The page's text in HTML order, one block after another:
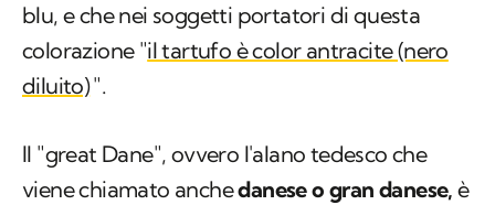
blu, e che nei soggetti portatori di questa
colorazione "il tartufo è color antracite (nero
diluito)".
Il "great Dane", ovvero l'alano tedesco che
viene chiamato anchedanese o gran danese, è